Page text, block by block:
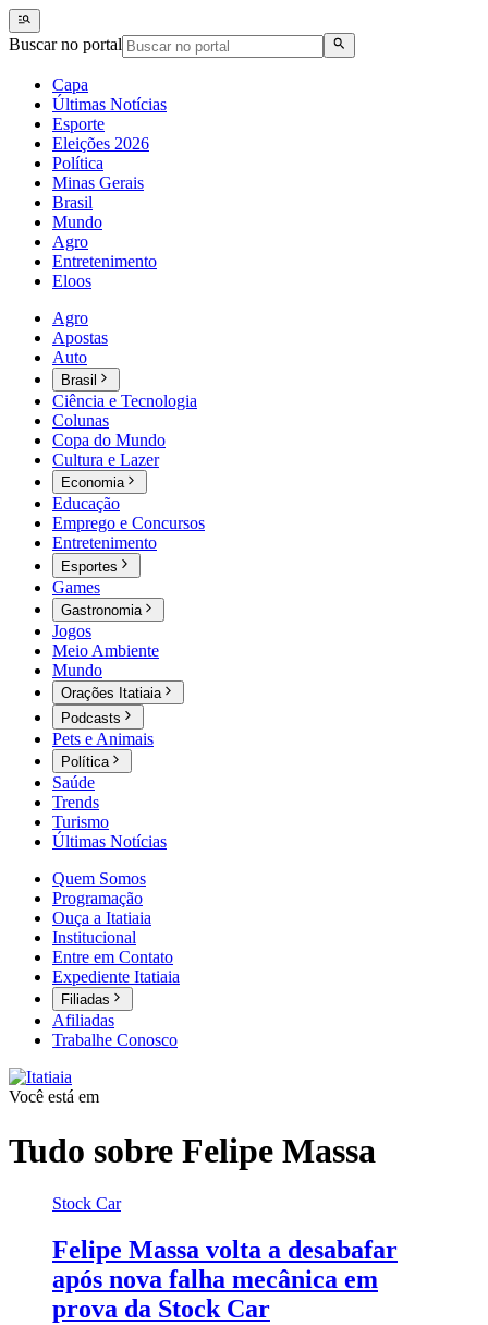
Buscar no portal
Capa
Últimas Notícias
Esporte
Eleições 2026
Política
Minas Gerais
Brasil
Mundo
Agro
Entretenimento
Eloos
Agro
Apostas
Auto
Brasil
Ciência e Tecnologia
Colunas
Copa do Mundo
Cultura e Lazer
Economia
Educação
Emprego e Concursos
Entretenimento
Esportes
Games
Gastronomia
Jogos
Meio Ambiente
Mundo
Orações Itatiaia
Podcasts
Pets e Animais
Política
Saúde
Trends
Turismo
Últimas Notícias
Quem Somos
Programação
Ouça a Itatiaia
Institucional
Entre em Contato
Expediente Itatiaia
Filiadas
Afiliadas
Trabalhe Conosco
Você está em
Tudo sobre Felipe Massa
Stock Car
Felipe Massa volta a desabafar
após nova falha mecânica em
prova da Stock Car